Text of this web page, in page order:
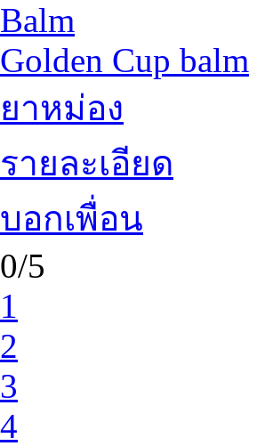
Balm
Golden Cup balm
ยาหม่อง
รายละเอียด
บอกเพื่อน
0/5
1
2
3
4